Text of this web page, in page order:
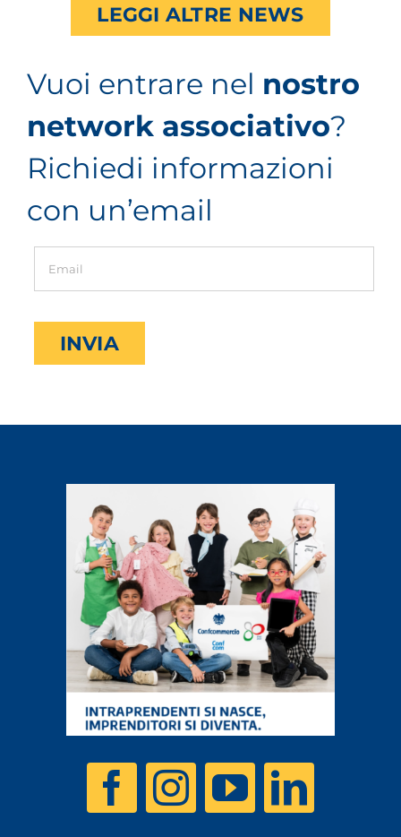
LEGGI ALTRE NEWS
Vuoi entrare nel nostro
network associativo?
Richiedi informazioni
con un’email